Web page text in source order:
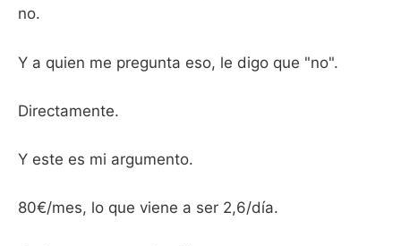
no.
Y a quien me pregunta eso, le digo que "no".
Directamente.
Y este es mi argumento.
80€/mes, lo que viene a ser 2,6/día.